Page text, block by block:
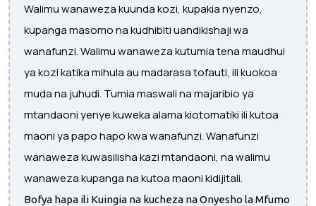
Walimu wanaweza kuunda kozi, kupakia nyenzo,
kupanga masomo na kudhibiti uandikishaji wa
wanafunzi. Walimu wanaweza kutumia tena maudhui
ya kozi katika mihula au madarasa tofauti, ili kuokoa
muda na juhudi. Tumia maswali na majaribio ya
mtandaoni yenye kuweka alama kiotomatiki ili kutoa
maoni ya papo hapo kwa wanafunzi. Wanafunzi
wanaweza kuwasilisha kazi mtandaoni, na walimu
wanaweza kupanga na kutoa maoni kidijitali.
Bofya hapa ili Kuingia na kucheza na Onyesho la Mfumo